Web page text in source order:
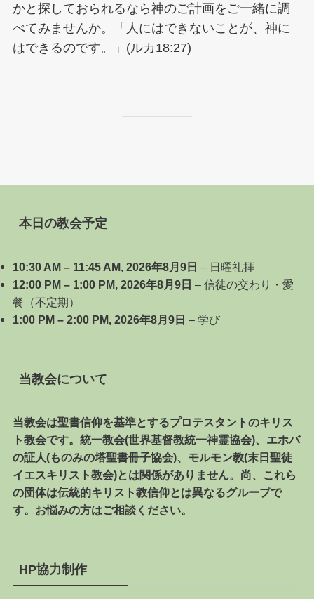
かと探しておられるなら神のご計画をご一緒に調
べてみませんか。「人にはできないことが、神に
はできるのです。」(ルカ18:27)
本日の教会予定
10:30 AM – 11:45 AM, 2026年8月9日 – 日曜礼拝
12:00 PM – 1:00 PM, 2026年8月9日 – 信徒の交わり・愛
餐（不定期）
1:00 PM – 2:00 PM, 2026年8月9日 – 学び
当教会について
当教会は聖書信仰を基準とするプロテスタントのキリス
ト教会です。 統一教会(世界基督教統一神霊協会)、エホバ
の証人(ものみの塔聖書冊子協会)、モルモン教(末日聖徒
イエスキリスト教会)とは関係がありません。 尚、これら
の団体は伝統的キリスト教信仰とは異なるグループで
す。お悩みの方はご相談ください。
HP協力制作